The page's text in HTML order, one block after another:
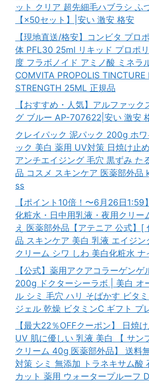
ット クリア 超先細毛ハブラシ ふ
【×50セット】|安い 激安 格安
【現地直送/格安】コンビタ プロ
体 PFL30 25ml リキッド プロポ
度 フラボノイド アミノ酸 ミネラ
COMVITA PROPOLIS
STRENGTH 25ML 正規品
【おすすめ・人気】アルファック
グ ブルー AP-707622|安い 激安
クレイパック 泥パック 200g ホ
ック 美白 薬用 UV対策 日焼け止
アンチエイジング 毛穴 黒ずみ た
品 コスメ スキンケア 医薬部外品
ss
【ポイント10倍！〜6月26日1:59
化粧水・日中用乳液・夜用クリー
え 医薬部外品【アテニア 公式】[
品 スキンケア 美白 乳液 エイジン
クリーム シワ しわ 美白化粧水 ナ
【公式】薬用アクアコラーゲンゲ
200g ドクターシーラボ | 美白 オ
ル シミ 毛穴 ハリ そばかす ビタ
ジェル 乾燥 ビタミンC ギフト プ
【最大22％OFFクーポン】 日焼
UV 肌に優しい 乳液 美白 【 サン
クリーム 40g 医薬部外品】 送料
対策 シミ 無添加 トラネキサム酸
カット 薬用 ウォータープルーフ